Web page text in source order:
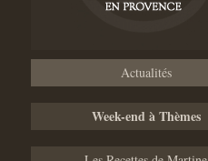
Actualités
Week-end à Thèmes